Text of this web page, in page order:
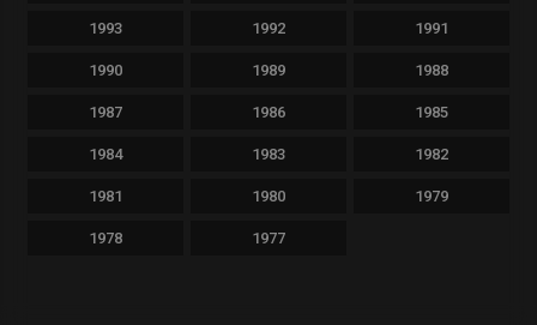
1993 1992 1991
1990 1989 1988
1987 1986 1985
1984 1983 1982
1981 1980 1979
1978 1977